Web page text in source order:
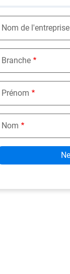
Nom de l'entreprise
Branche
Nothing selected
Prénom
Nom